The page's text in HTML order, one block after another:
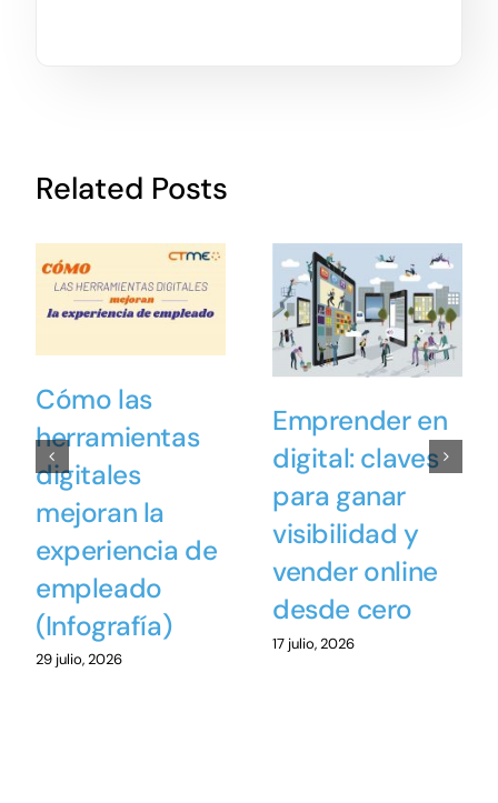
Related Posts
Cómo las
herramientas
digitales
mejoran la
experiencia de
empleado
(Infografía)
29 julio, 2026
Emprender en
digital: claves
para ganar
visibilidad y
vender online
desde cero
17 julio, 2026